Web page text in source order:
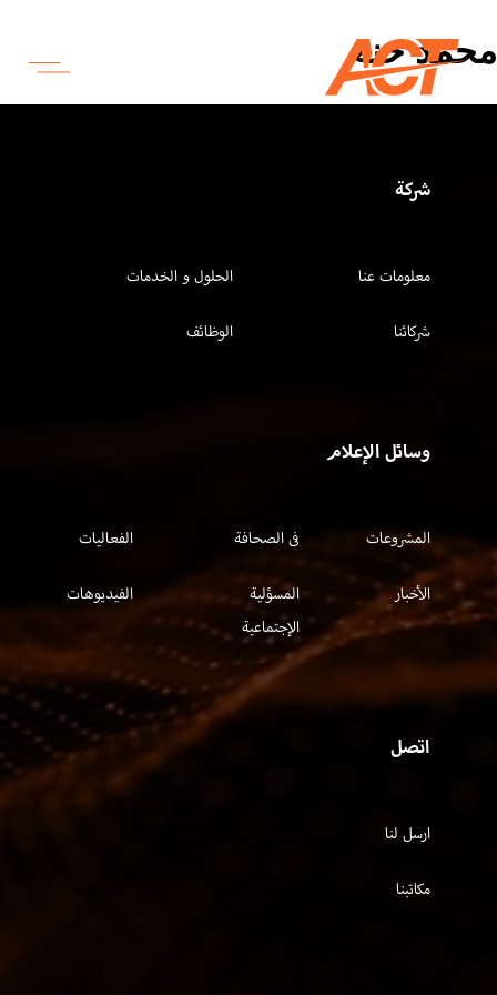
محمد حنه
شركة
معلومات عنا الحلول و الخدمات
شركائنا الوظائف
وسائل الإعلام
المشروعات فى الصحافة الفعاليات
الأخبار
المسؤلية
الإجتماعية
الفيديوهات
اتصل
ارسل لنا
مكاتبنا